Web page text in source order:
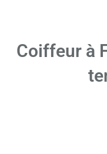
Coiffeur à